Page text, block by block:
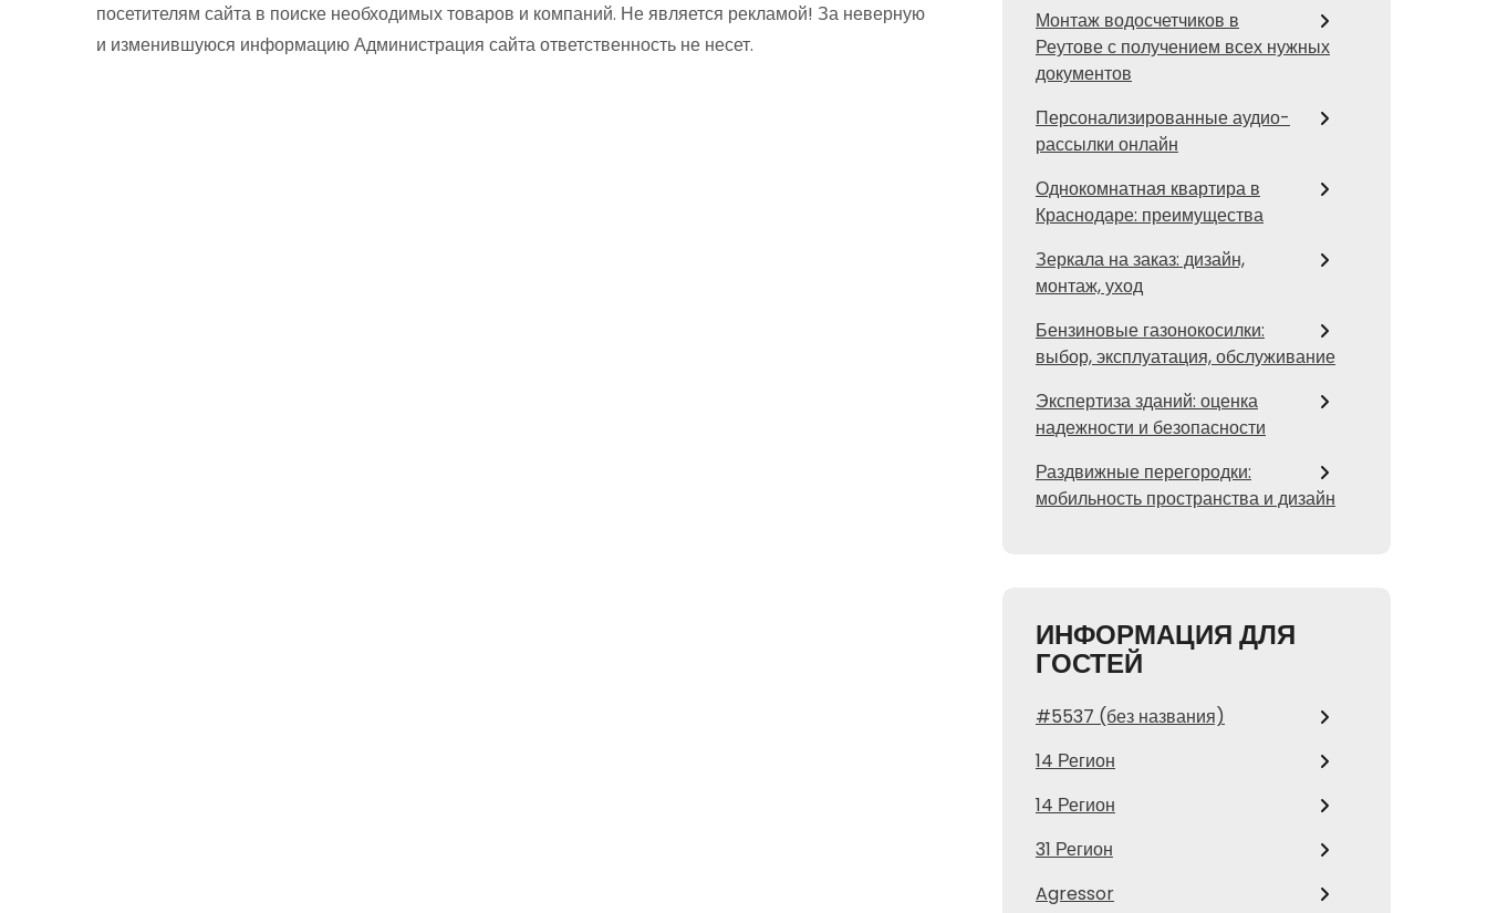
посетителям сайта в поиске необходимых товаров и компаний. Не является рекламой! За неверную
и изменившуюся информацию Администрация сайта ответственность не несет.
Монтаж водосчетчиков в
Реутове с получением всех нужных
документов
Персонализированные аудио-
рассылки онлайн
Однокомнатная квартира в
Краснодаре: преимущества
Зеркала на заказ: дизайн,
монтаж, уход
Бензиновые газонокосилки:
выбор, эксплуатация, обслуживание
Экспертиза зданий: оценка
надежности и безопасности
Раздвижные перегородки:
мобильность пространства и дизайн
ИНФОРМАЦИЯ ДЛЯ
ГОСТЕЙ
#5537 (без названия)
14 Регион
14 Регион
31 Регион
Agressor